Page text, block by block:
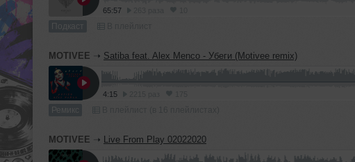
65:57
Подкаст
MOTIVEE ➝ Satiba feat. Alex Menco - Убеги (Motivee remix)
4:15
Ремикс
MOTIVEE ➝ Live From Play 02022020